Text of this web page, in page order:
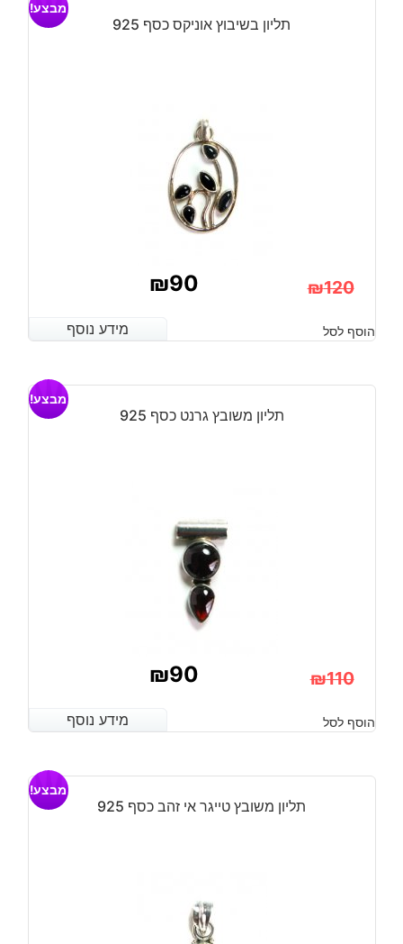
תליון בשיבוץ אוניקס כסף 925
מבצע!
₪120
המקורי
היה:
₪90
הנוכחי
הוא:
מידע נוסף הוסף לסל מידע נוסף
תליון משובץ גרנט כסף 925
מבצע!
₪110
המקורי
היה:
₪110.
₪90
הנוכחי
הוא:
מידע נוסף הוסף לסל מידע נוסף
תליון משובץ טייגר אי זהב כסף 925
מבצע!